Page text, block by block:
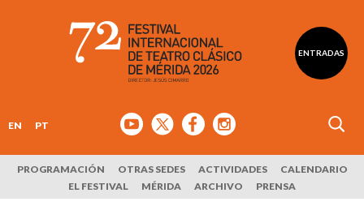
ENTRADAS
EN PT
PROGRAMACIÓN OTRAS SEDES ACTIVIDADES
CALENDARIO
EL FESTIVAL
MÉRIDA ARCHIVO PRENSA